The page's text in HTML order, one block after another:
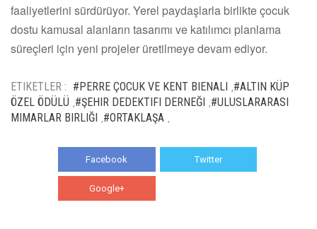
faaliyetlerini sürdürüyor. Yerel paydaşlarla birlikte çocuk
dostu kamusal alanların tasarımı ve katılımcı planlama
süreçleri için yeni projeler üretilmeye devam ediyor.
ETIKETLER : #PERRE ÇOCUK VE KENT BIENALI #ALTIN KÜP
ÖZEL ÖDÜLÜ #ŞEHIR DEDEKTIFI DERNEĞI #ULUSLARARASI
MIMARLAR BIRLIĞI #ORTAKLAŞA
Facebook Twitter
Google+